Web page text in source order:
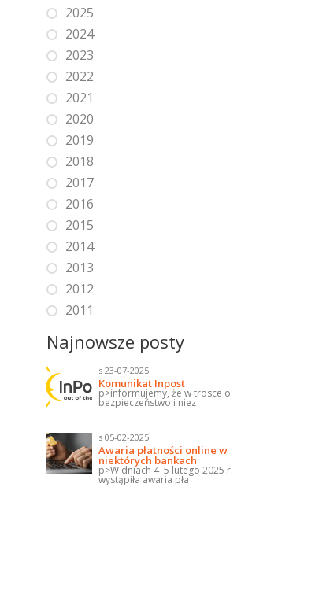
2025
2024
2023
2022
2021
2020
2019
2018
2017
2016
2015
2014
2013
2012
2011
Najnowsze posty
s 23-07-2025
Komunikat Inpost
p>informujemy, że w trosce o
bezpieczeństwo i niez
s 05-02-2025
Awaria płatności online w
niektórych bankach
p>W dniach 4–5 lutego 2025 r.
wystąpiła awaria pła